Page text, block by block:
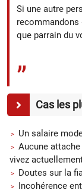
Si une autre
recommandons
que parrain du
Cas les
Un salaire
Aucune
vivez
Doutes sur la
Incohérence